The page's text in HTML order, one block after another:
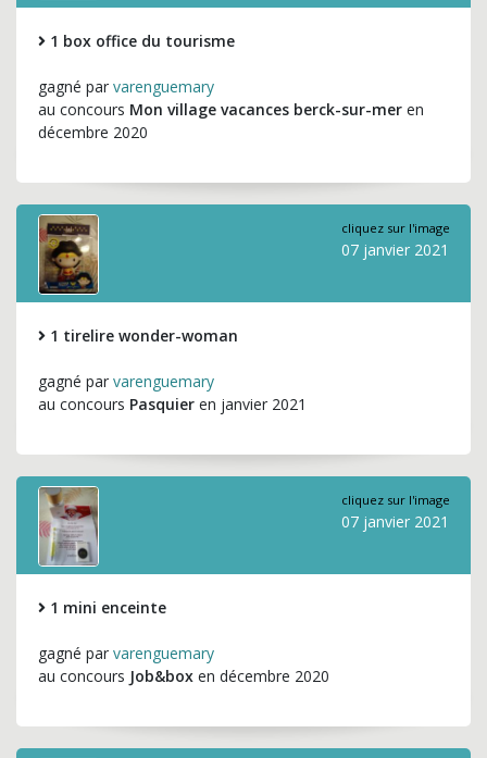
1 box office du tourisme
gagné par varenguemary
au concours Mon village vacances berck-sur-mer en
décembre 2020
cliquez sur l'image
07 janvier 2021
1 tirelire wonder-woman
gagné par varenguemary
au concours Pasquier en janvier 2021
cliquez sur l'image
07 janvier 2021
1 mini enceinte
gagné par varenguemary
au concours Job&box en décembre 2020